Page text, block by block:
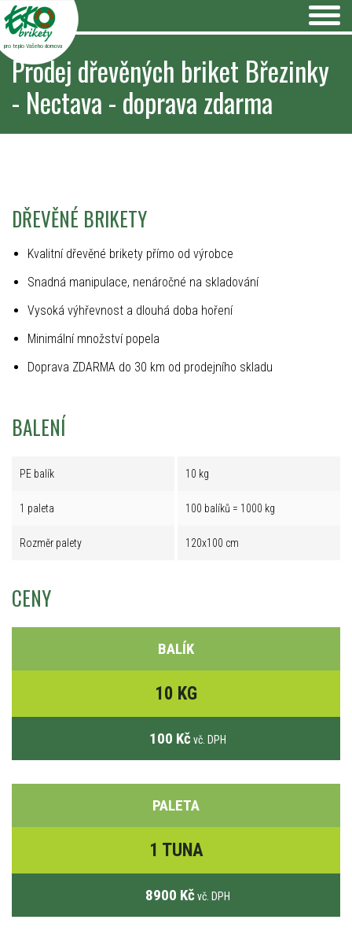
pro teplo Vašeho domova
Prodej dřevěných briket Březinky
- Nectava - doprava zdarma
DŘEVĚNÉ BRIKETY
Kvalitní dřevěné brikety přímo od výrobce
Snadná manipulace, nenáročné na skladování
Vysoká výhřevnost a dlouhá doba hoření
Minimální množství popela
Doprava ZDARMA do 30 km od prodejního skladu
BALENÍ
PE balík 10 kg
1 paleta 100 balíků = 1000 kg
Rozměr palety 120x100 cm
CENY
BALÍK
10 KG
100 Kč vč. DPH
PALETA
1 TUNA
8900 Kč vč. DPH